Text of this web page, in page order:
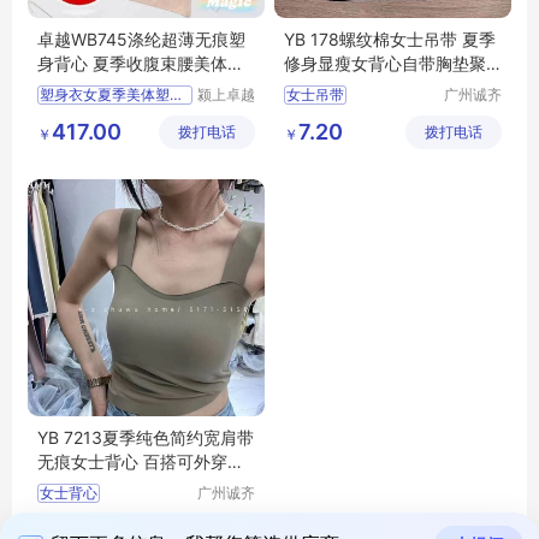
卓越WB745涤纶超薄无痕塑
身背心 夏季收腹束腰美体塑
形女款
塑身衣女夏季美体塑形束身
颍上卓越
有限公司
￥ 417.00 拨打电话
YB 178螺纹棉女士吊带 夏季
修身显瘦女背心自带胸垫聚
拢美背 尾货
女士吊带
广州诚齐
公司
￥ 7.20 拨打电话
YB 7213夏季纯色简约宽肩带
无痕女士背心 百搭可外穿自
带胸垫女吊带
女士背心
广州诚齐
公司
￥ 16.00